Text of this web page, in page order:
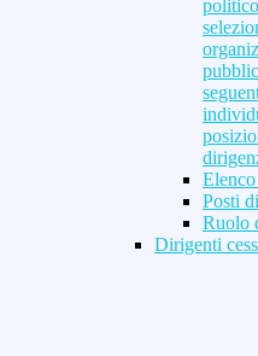
Posti
Ruolo
Dirigenti